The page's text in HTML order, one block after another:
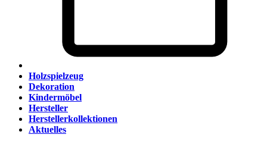
Holzspielzeug
Dekoration
Kindermöbel
Hersteller
Herstellerkollektionen
Aktuelles